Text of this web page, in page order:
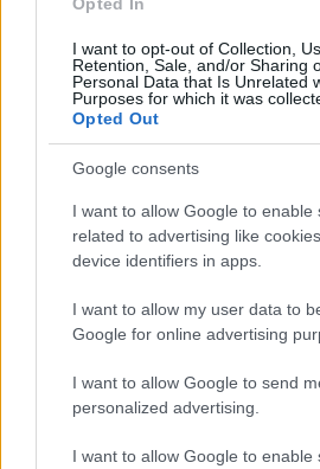
I want to opt-out of Collection,
Retention, Sale, and/or Sharing
Personal Data that Is Unrelated
Purposes for which it was
Opted Out
Google consents
I want to allow Google to enable
related to advertising like
device identifiers in apps.
I want to allow my user data to
Google for online advertising
I want to allow Google to send
personalized advertising.
I want to allow Google to enable
Tragedia en Santa
fallece durante un
Un bombero de la Generalitat pierde la
CRÓNICA